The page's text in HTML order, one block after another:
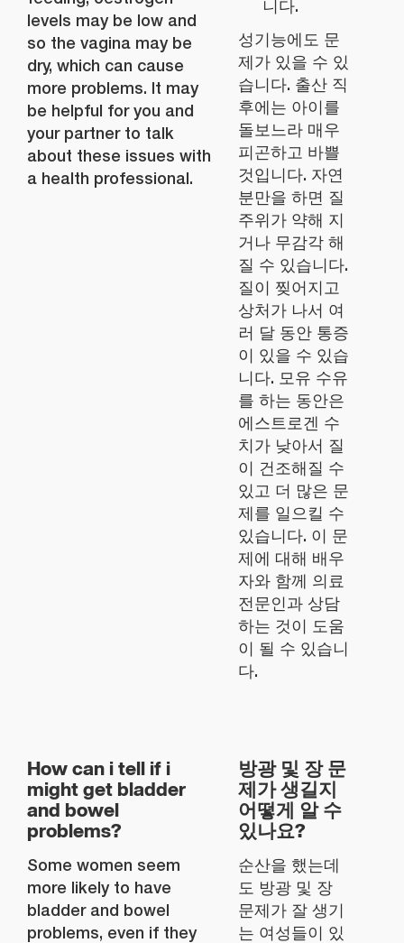
levels may be low and
so the vagina may be
dry, which can cause
more problems. It may
be helpful for you and
your partner to talk
about these issues with
a health professional.
니다.
성기능에도 문
제가 있을 수 있
습니다. 출산 직
후에는 아이를
돌보느라 매우
피곤하고 바쁠
것입니다. 자연
분만을 하면 질
주위가 약해 지
거나 무감각 해
질 수 있습니다.
질이 찢어지고
상처가 나서 여
러 달 동안 통증
이 있을 수 있습
니다. 모유 수유
를 하는 동안은
에스트로겐 수
치가 낮아서 질
이 건조해질 수
있고 더 많은 문
제를 일으킬 수
있습니다. 이 문
제에 대해 배우
자와 함께 의료
전문인과 상담
하는 것이 도움
이 될 수 있습니
다.
How can i tell if i
might get bladder
and bowel
problems?
Some women seem
more likely to have
bladder and bowel
problems, even if they
방광 및 장 문
제가 생길지
어떻게 알 수
있나요?
순산을 했는데
도 방광 및 장
문제가 잘 생기
는 여성들이 있